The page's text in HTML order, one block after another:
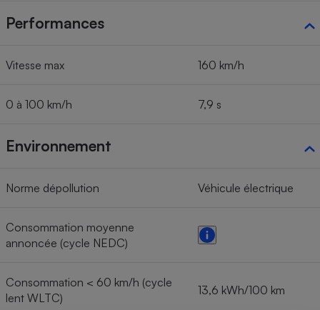
Performances
Vitesse max 160 km/h
0 à 100 km/h 7,9 s
Environnement
Norme dépollution Véhicule électrique
Consommation moyenne
annoncée (cycle NEDC)
Consommation < 60 km/h (cycle
lent WLTC)
13,6 kWh/100 km